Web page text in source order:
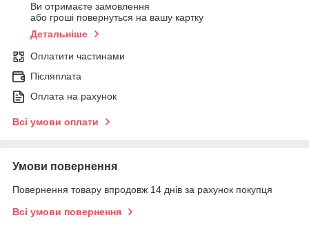
Ви отримаєте замовлення
або гроші повернуться на вашу картку
Детальніше
Оплатити частинами
Післяплата
Оплата на рахунок
Всі умови оплати
Умови повернення
Повернення товару впродовж 14 днів за рахунок покупця
Всі умови повернення